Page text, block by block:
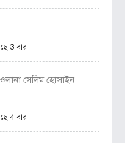
3 বার
সেলিম হোসাইন
4 বার